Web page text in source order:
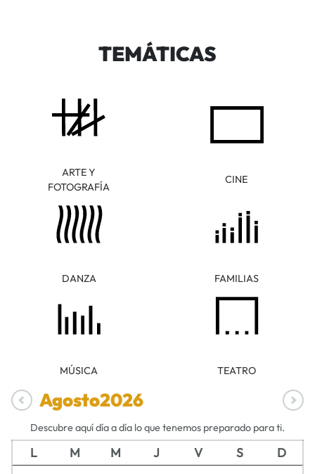
TEMÁTICAS
ARTE Y
FOTOGRAFÍA
CINE
DANZA FAMILIAS
MÚSICA TEATRO
Agosto2026
Descubre aquí día a día lo que tenemos preparado para ti.
L M M J V S D